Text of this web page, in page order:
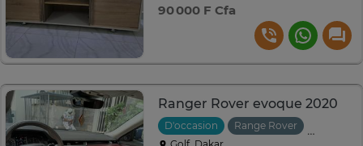
90 000 F Cfa
Ranger Rover evoque 2020
D'occasion Range Rover